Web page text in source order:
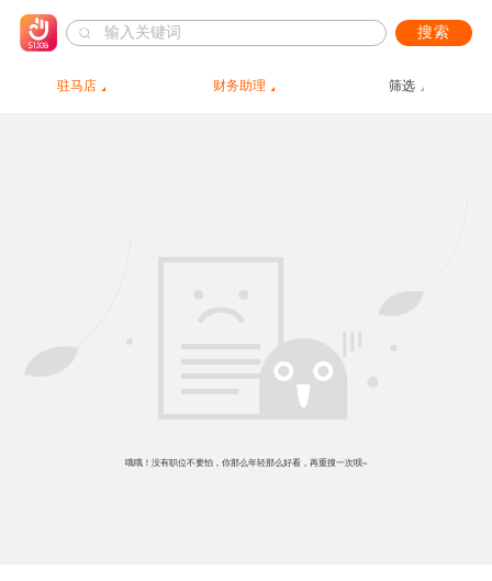
搜索
驻马店 财务助理 筛选
哦哦！没有职位不要怕，你那么年轻那么好看，再重搜一次呗~